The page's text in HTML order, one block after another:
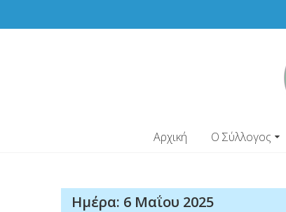
Αρχική Ο Σύλλογος
Ημέρα: 6 Μαΐου 2025